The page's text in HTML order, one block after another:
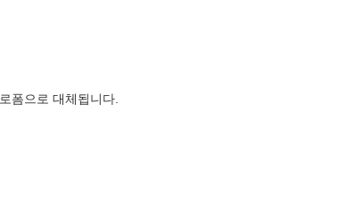
폼으로 대체됩니다.